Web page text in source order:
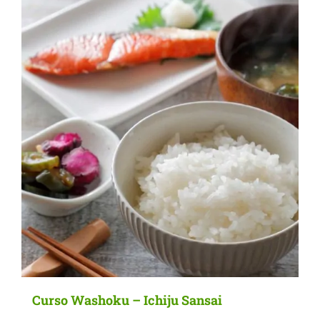
Curso Washoku – Ichiju Sansai